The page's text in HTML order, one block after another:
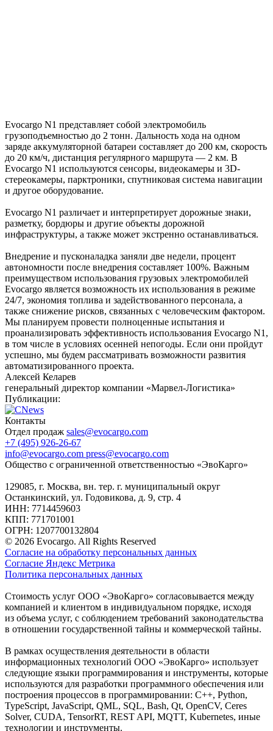
Evocargo N1 представляет собой электромобиль
грузоподъемностью до 2 тонн. Дальность хода на одном
заряде аккумуляторной батареи составляет до 200 км, скорость
до 20 км/ч, дистанция регулярного маршрута — 2 км. В
Evocargo N1 используются сенсоры, видеокамеры и 3D-
стереокамеры, парктроники, спутниковая система навигации
и другое оборудование.
Evocargo N1 различает и интерпретирует дорожные знаки,
разметку, бордюры и другие объекты дорожной
инфраструктуры, а также может экстренно останавливаться.
Внедрение и пусконаладка заняли две недели, процент
автономности после внедрения составляет 100%. Важным
преимуществом использования грузовых электромобилей
Evocargo является возможность их использования в режиме
24/7, экономия топлива и задействованного персонала, а
также снижение рисков, связанных с человеческим фактором.
Мы планируем провести полноценные испытания и
проанализировать эффективность использования Evocargo N1 ,
в том числе в условиях осенней непогоды. Если они пройдут
успешно, мы будем рассматривать возможности развития
автоматизированного проекта.
Алексей Келарев
генеральный директор компании «Марвел-Логистика»
Публикации:
Контакты
Отдел продаж sales@evocargo.com
+7 (495) 926-26-67
info@evocargo.com press@evocargo.com
Общество с ограниченной ответственностью «ЭвоКарго»
129085, г. Москва, вн. тер. г. муниципальный округ
Останкинский, ул. Годовикова, д. 9, стр. 4
ИНН: 7714459603
КПП: 771701001
ОГРН: 1207700132804
© 2026 Evocargo. All Rights Reserved
Согласие на обработку персональных данных
Согласие Яндекс Метрика
Политика персональных данных
Стоимость услуг ООО «ЭвоКарго» согласовывается между
компанией и клиентом в индивидуальном порядке, исходя
из объема услуг, с соблюдением требований законодательства
в отношении государственной тайны и коммерческой тайны.
В рамках осуществления деятельности в области
информационных технологий ООО «ЭвоКарго» использует
следующие языки программирования и инструменты, которые
используются для разработки программного обеспечения или
построения процессов в программировании: C++, Python,
TypeScript, JavaScript, QML, SQL, Bash, Qt, OpenCV, Ceres
Solver, CUDA, TensorRT, REST API, MQTT, Kubernetes, иные
технологии и инструменты.